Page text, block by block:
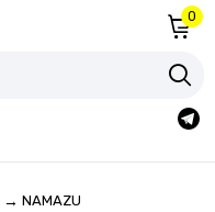
0
→ NAMAZU